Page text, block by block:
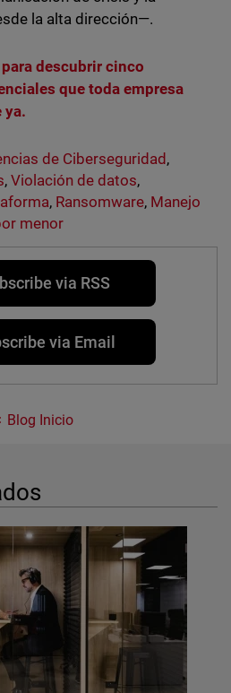
la alta dirección—.
descubrir cinco
que toda empresa
ya.
de Ciberseguridad ,
, Violación de datos,
, Ransomware, Manejo
menor
via RSS
via Email
Blog Inicio